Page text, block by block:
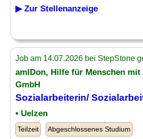
▶ Zur Stellenanzeige
Job am 14.07.2026 bei StepStone
amIDon, Hilfe für Menschen
GmbH
Sozialarbeiterin/
• Uelzen
Teilzeit Abgeschlossenes Studium